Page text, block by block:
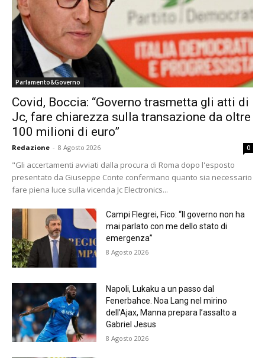
Parlamento&Governo
Covid, Boccia: “Governo trasmetta gli atti di
Jc, fare chiarezza sulla transazione da oltre
100 milioni di euro”
Redazione - 8 Agosto 2026 0
"Gli accertamenti avviati dalla procura di Roma dopo l'esposto
presentato da Giuseppe Conte confermano quanto sia necessario
fare piena luce sulla vicenda Jc Electronics...
Campi Flegrei, Fico: “Il governo non ha
mai parlato con me dello stato di
emergenza”
8 Agosto 2026
Napoli, Lukaku a un passo dal
Fenerbahce. Noa Lang nel mirino
dell’Ajax, Manna prepara l’assalto a
Gabriel Jesus
8 Agosto 2026